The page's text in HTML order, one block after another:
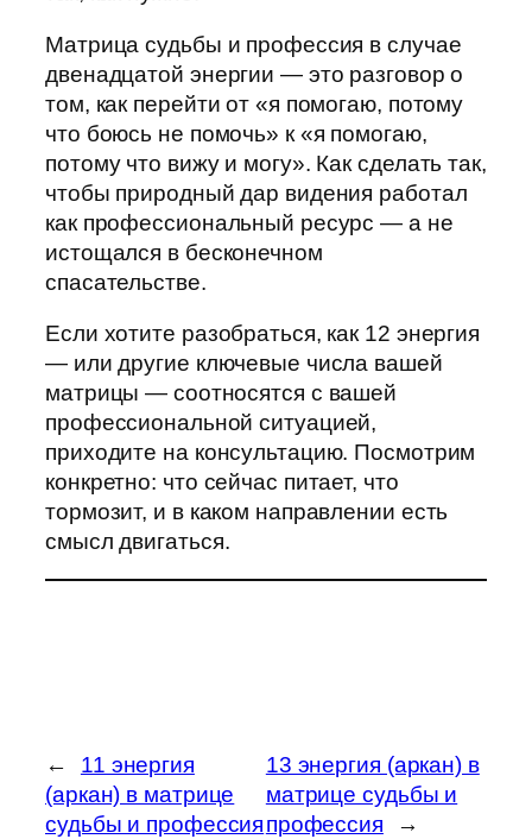
Матрица судьбы и профессия в случае
двенадцатой энергии — это разговор о
том, как перейти от «я помогаю, потому
что боюсь не помочь» к «я помогаю,
потому что вижу и могу». Как сделать так,
чтобы природный дар видения работал
как профессиональный ресурс — а не
истощался в бесконечном
спасательстве.
Если хотите разобраться, как 12 энергия
— или другие ключевые числа вашей
матрицы — соотносятся с вашей
профессиональной ситуацией,
приходите на консультацию. Посмотрим
конкретно: что сейчас питает, что
тормозит, и в каком направлении есть
смысл двигаться.
←
11 энергия
(аркан) в матрице
судьбы и профессия
13 энергия (аркан) в
матрице судьбы и
профессия
→